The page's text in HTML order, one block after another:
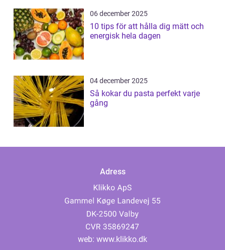
06 december 2025
10 tips för att hålla dig mätt och
energisk hela dagen
04 december 2025
Så kokar du pasta perfekt varje
gång
Adress
web: www.klikko.dk